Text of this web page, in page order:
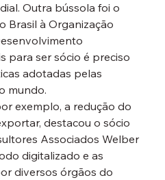
Outra bússola foi o
Brasil à Organização
para ser sócio é preciso
adotadas pelas
mundo.
exemplo, a redução do
destacou o sócio
Associados Welber
digitalizado e as
diversos órgãos do